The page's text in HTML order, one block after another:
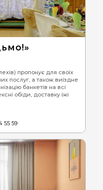
пропонує для своїх
послуг, а також виїздне
банкетів на всі
обіди, доставку їжі
55 59